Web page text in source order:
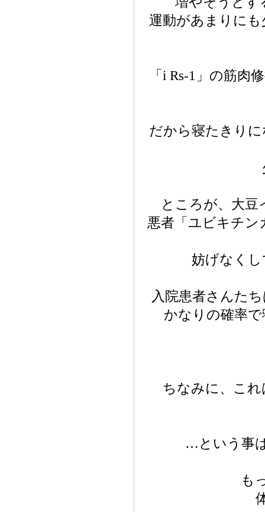
運動があまりに
「i Rs-1」の筋肉
だから寝たきり
ところが、大豆
悪者「ユビキチン
妨げなく
入院患者さんた
かなりの確率
ちなみに、こ
…という事
も